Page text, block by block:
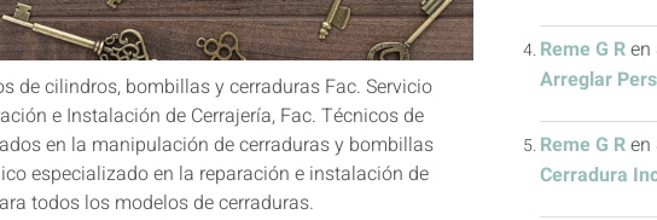
de cilindros, bombillas y cerraduras Fac. Servicio
e Instalación de Cerrajería, Fac. Técnicos de
en la manipulación de cerraduras y bombillas
especializado en la reparación e instalación de
todos los modelos de cerraduras.
Reme G Ren
Arreglar
Reme G Ren
Cerradura